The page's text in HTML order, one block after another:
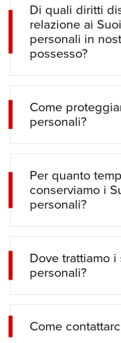
Di quali diritti
relazione ai
personali in
possesso?
Come
personali?
Per quanto
conserviamo i
personali?
Dove trattiamo
personali?
Come